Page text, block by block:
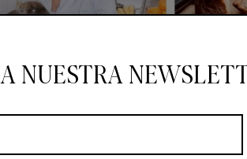
NUESTRA